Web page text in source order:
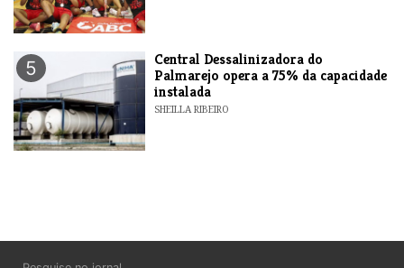
5
Central Dessalinizadora do
Palmarejo opera a 75% da capacidade
instalada
SHEILLA RIBEIRO